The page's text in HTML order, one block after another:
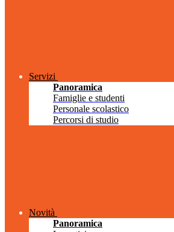
Servizi
Panoramica
Famiglie e studenti
Personale scolastico
Percorsi di studio
Novità
Panoramica